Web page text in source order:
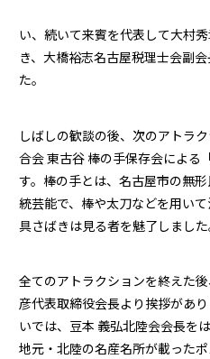
い、続いて来賓を代表して大村
き、大橋裕志名古屋税理士会副
た。
しばしの歓談の後、次のアトラ
合会 東古谷 棒の手保存会による
す。棒の手とは、名古屋市の無
統芸能で、棒や太刀などを用い
具さばきは見る者を魅了しました
全てのアトラクションを終えた
彦代表取締役会長より挨拶があ
いでは、豆本 義弘北陸会会長を
地元・北陸の名産名所が載った